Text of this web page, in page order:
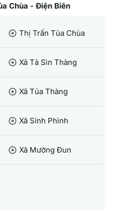
Chùa - Điện Biên
arrow_circle_right Thị Trấn Tủa Chùa
arrow_circle_right Xã Tả Sìn Thàng
arrow_circle_right Xã Tủa Thàng
arrow_circle_right Xã Sính Phình
arrow_circle_right Xã Mường Đun